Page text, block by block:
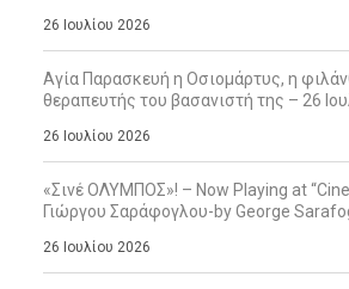
26 Ιουλίου 2026
Αγία Παρασκευή η Οσιομάρτυς, η
θεραπευτής του βασανιστή της – 26
26 Ιουλίου 2026
«Σινέ ΟΛΥΜΠΟΣ»! – Now Playing at “Cine
Γιώργου Σαράφογλου-by George
26 Ιουλίου 2026